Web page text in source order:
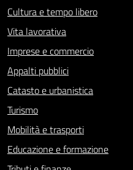
Cultura e tempo libero
Vita lavorativa
Imprese e commercio
Appalti pubblici
Catasto e urbanistica
Turismo
Mobilità e trasporti
Educazione e formazione